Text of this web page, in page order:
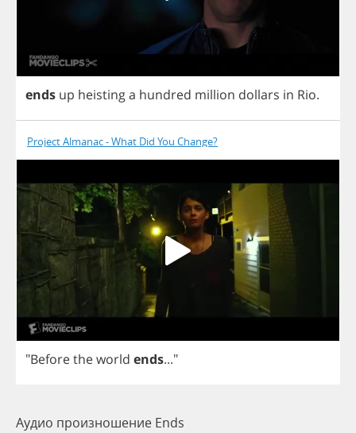
ends up heistinga hundred million dollars in Rio.
Project Almanac - What Did You Change?
"Beforetheworld ends..."
Аудио произношение Ends